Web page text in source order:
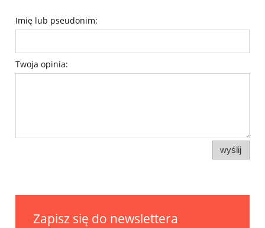
Imię lub pseudonim:
Twoja opinia:
wyślij
Zapisz się do newslettera